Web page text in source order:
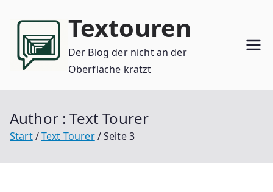
Inhalt
springen
Textouren
Der Blog der nicht an der
Oberfläche kratzt
Author :Text Tourer
Start Text Tourer Seite 3